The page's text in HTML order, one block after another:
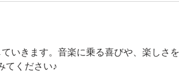
いきます。音楽に乗る喜びや、楽しさ